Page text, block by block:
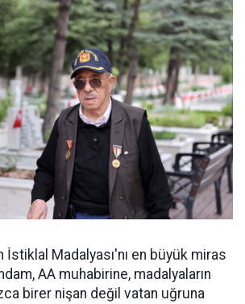
İstiklal Madalyası'nı en büyük miras
AA muhabirine, madalyaların
birer nişan değil vatan uğruna